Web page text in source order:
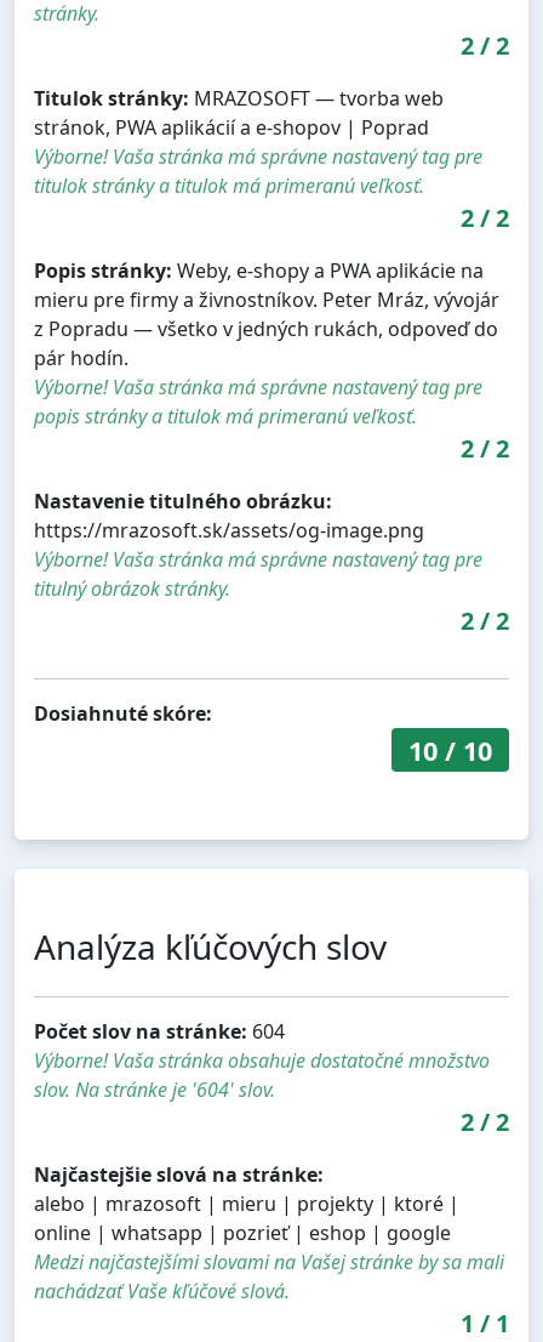
stránky.
2/2
Titulok stránky: MRAZOSOFT — tvorba web
stránok, PWA aplikácií a e-shopov | Poprad
Výborne! Vaša stránka má správne nastavený tag pre
titulok stránky a titulok má primeranú veľkosť.
2/2
Popis stránky: Weby, e-shopy a PWA aplikácie na
mieru pre firmy a živnostníkov. Peter Mráz, vývojár
z Popradu — všetko v jedných rukách, odpoveď do
pár hodín.
Výborne! Vaša stránka má správne nastavený tag pre
popis stránky a titulok má primeranú veľkosť.
2/2
Nastavenie titulného obrázku:
https://mrazosoft.sk/assets/og-image.png
Výborne! Vaša stránka má správne nastavený tag pre
titulný obrázok stránky.
2/2
Dosiahnuté skóre:
10/ 10
Analýza kľúčových slov
Počet slov na stránke: 604
Výborne! Vaša stránka obsahuje dostatočné množstvo
slov. Na stránke je '604' slov.
2/2
Najčastejšie slová na stránke:
alebo | mrazosoft | mieru | projekty | ktoré |
online | whatsapp | pozrieť | eshop | google
Medzi najčastejšími slovami na Vašej stránke by sa mali
nachádzať Vaše kľúčové slová.
1 / 1